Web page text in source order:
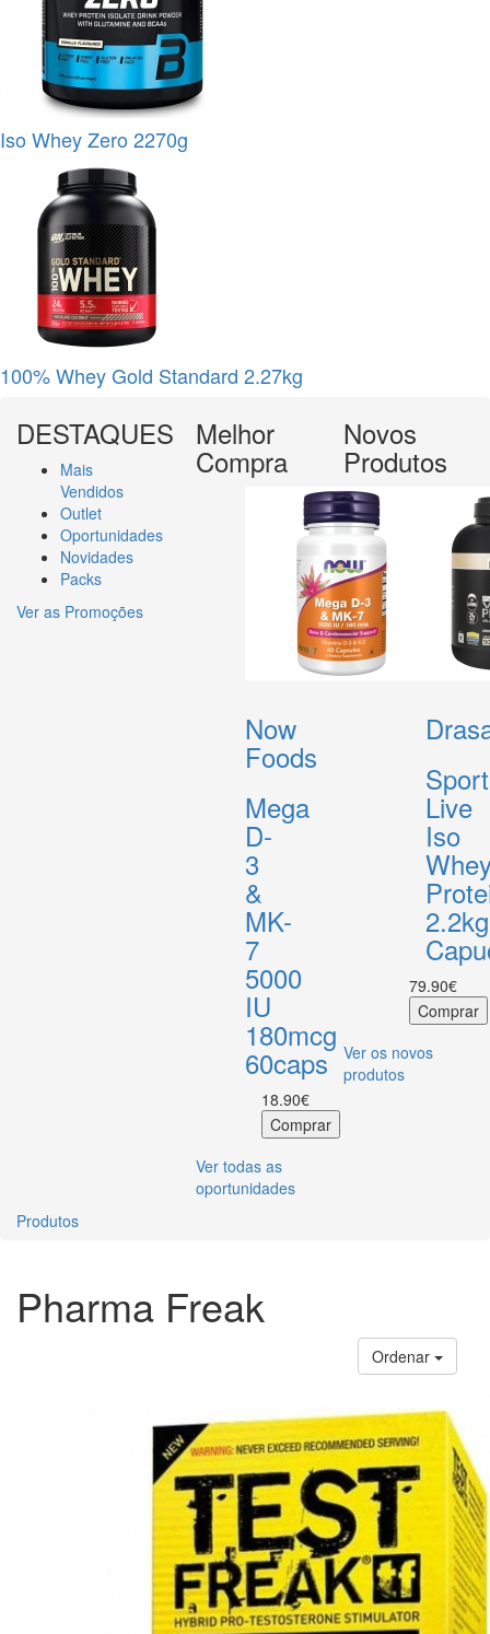
Iso Whey Zero 2270g
100% Whey Gold Standard 2.27kg
DESTAQUES
Mais
Vendidos
Outlet
Oportunidades
Novidades
Packs
Ver as Promoções
Melhor
Compra
Now
Foods
Mega
D-
3
&
MK-
7
5000
IU
180mcg
60caps
18.90€
Ver todas as
oportunidades
Novos
Produtos
Sport
Live
Iso
2.2kg
79.90€
Ver os novos
produtos
Produtos
Pharma Freak
Ordenar